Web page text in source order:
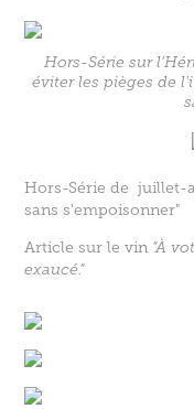
Hors-Série sur
éviter les pièges de
Hors-Série de juillet-
sans s'empoisonner"
Article sur le vin "À
exaucé."